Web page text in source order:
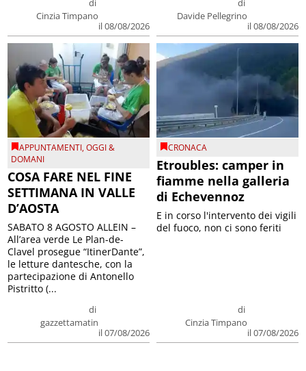
di
Cinzia Timpano
il 08/08/2026
di
Davide Pellegrino
il 08/08/2026
APPUNTAMENTI,OGGI &
DOMANI
COSA FARE NEL FINE
SETTIMANA IN VALLE
D’AOSTA
di
gazzettamatin
il 07/08/2026
SABATO 8 AGOSTO ALLEIN –
All’area verde Le Plan-de-
Clavel prosegue “ItinerDante”,
le letture dantesche, con la
partecipazione di Antonello
Pistritto (...
CRONACA
Etroubles: camper in
fiamme nella galleria
di Echevennoz
di
Cinzia Timpano
il 07/08/2026
E in corso l'intervento dei vigili
del fuoco, non ci sono feriti